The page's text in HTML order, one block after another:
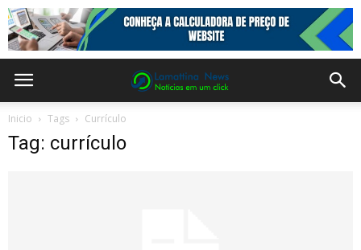
Inicio Tags Currículo
Tag: currículo